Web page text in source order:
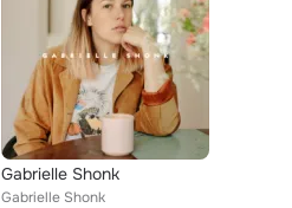
Gabrielle Shonk
Gabrielle Shonk